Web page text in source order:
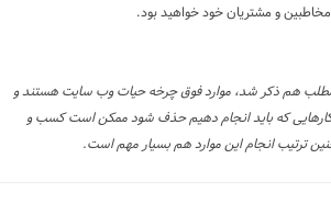
و مشتریان خود خواهید بود.
هم ذکر شد، موارد فوق چرخه حیات وب سایت هستند و
کارهایی که باید انجام دهیم حذف شود ممکن است کسب و
ترتیب انجام این موارد هم بسیار مهم است.